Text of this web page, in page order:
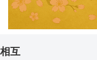
相互